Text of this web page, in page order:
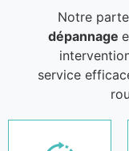
Notre
dépannage
service